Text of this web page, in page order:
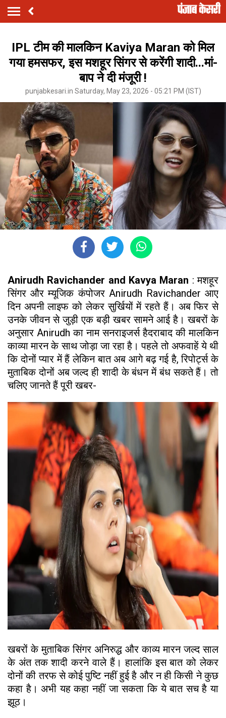
IPL टीम की मालकिन Kaviya Maran को मिल
गया हमसफर, इस मशहूर सिंगर से करेंगी शादी...मां-
बाप ने दी मंजूरी !
punjabkesari.in Saturday, May 23, 2026 - 05:21 PM (IST)
Anirudh Ravichander and Kavya Maran : मशहूर
सिंगर और म्यूजिक कंपोजर Anirudh Ravichander आए
दिन अपनी लाइफ को लेकर सुर्खियों में रहते हैं। अब फिर से
उनके जीवन से जुड़ी एक बड़ी खबर सामने आई है। खबरों के
अनुसार Anirudh का नाम सनराइजर्स हैदराबाद की मालकिन
काव्या मारन के साथ जोड़ा जा रहा है। पहले तो अफवाहें ये थी
कि दोनों प्यार में हैं लेकिन बात अब आगे बढ़ गई है, रिपोर्ट्स के
मुताबिक दोनों अब जल्द ही शादी के बंधन में बंध सकते हैं। तो
चलिए जानते हैं पूरी खबर-
खबरों के मुताबिक सिंगर अनिरुद्ध और काव्य मारन जल्द साल
के अंत तक शादी करने वाले हैं। हालांकि इस बात को लेकर
दोनों की तरफ से कोई पुष्टि नहीं हुई है और न ही किसी ने कुछ
कहा है। अभी यह कहा नहीं जा सकता कि ये बात सच है या
झूठ।